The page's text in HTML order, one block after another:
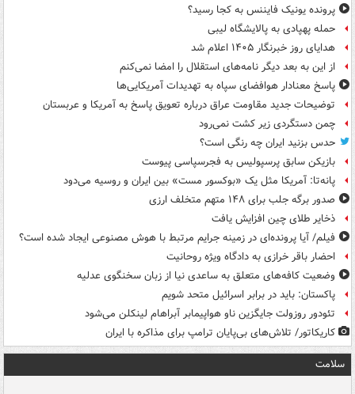
پرونده یونیک فایننس به کجا رسید؟
حمله پهپادی به پالایشگاه لیبی
هدایای روز خبرنگار ۱۴۰۵ اعلام شد
از این به بعد دیگر نامه‌های استقلال را امضا نمی‌کنم
پاسخ معنادار هوافضای سپاه به تهدیدات آمریکایی‌ها
توضیحات جدید مقاومت عراق درباره تعویق پاسخ به آمریکا و عربستان
چمن دستگردی زیر کشت نمی‌رود
حدس بزنید ایران چه رنگی است؟
بازیکن سابق پرسپولیس به فجرسپاسی پیوست
پانه‌تا: آمریکا مثل یک «بوکسور مست» بین ایران و روسیه می‌دود
صدور برگه جلب برای ۱۴۸ متهم متخلف ارزی
ذخایر طلای چین افزایش یافت
فیلم/ آیا پرونده‌ای در زمینه جرایم مرتبط با هوش مصنوعی ایجاد شده است؟
احضار باقر خرازی به دادگاه ویژه روحانیت
وضعیت کافه‌های متعلق به ساعدی نیا از زبان سخنگوی عدلیه
پاکستان: باید در برابر اسرائیل متحد شویم
تئودور روزولت جایگزین ناو هواپیمابر آبراهام لینکلن می‌شود
کاریکاتور/ تلاش‌های بی‌پایان ترامپ برای مذاکره با ایران
سلامت